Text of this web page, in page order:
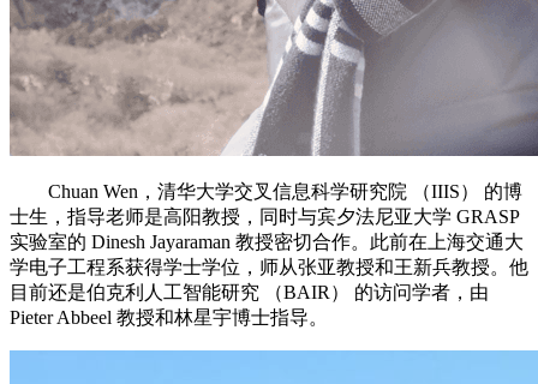
Chuan Wen，清华大学交叉信息科学研究院 （IIIS） 的博
士生，指导老师是高阳教授，同时与宾夕法尼亚大学 GRASP
实验室的 Dinesh Jayaraman 教授密切合作。此前在上海交通大
学电子工程系获得学士学位，师从张亚教授和王新兵教授。他
目前还是伯克利人工智能研究 （BAIR） 的访问学者，由
Pieter Abbeel 教授和林星宇博士指导。